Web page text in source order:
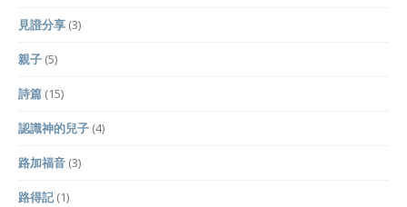
見證分享 (3)
親子 (5)
詩篇 (15)
認識神的兒子 (4)
路加福音 (3)
路得記(1)